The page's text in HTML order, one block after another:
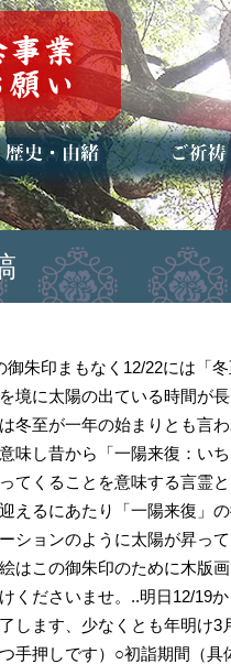
・ご祭神
行事
ィア掲載 ご祈祷
安産祈願
初宮参り
七五三詣
長寿のお
神前結婚
厄祓い・
車のお祓
地鎮祭
神葬祭
御朱印まもなく12/22には「
境に太陽の出ている時間が
冬至が一年の始まりとも言
味し昔から「一陽来復：い
てくることを意味する言霊
えるにあたり「一陽来復」
ションのように太陽が昇っ
はこの御朱印のために木版
くださいませ。..明日12/19
します、少なくとも年明け
手押しです）○初詣期間（